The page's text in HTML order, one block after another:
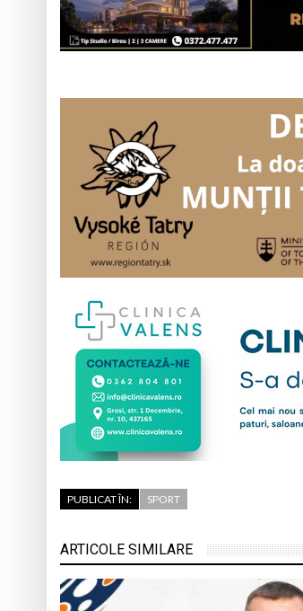
PUBLICAT ÎN: SPORT
ARTICOLE SIMILARE